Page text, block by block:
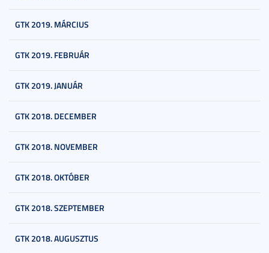
GTK 2019. MÁRCIUS
GTK 2019. FEBRUÁR
GTK 2019. JANUÁR
GTK 2018. DECEMBER
GTK 2018. NOVEMBER
GTK 2018. OKTÓBER
GTK 2018. SZEPTEMBER
GTK 2018. AUGUSZTUS